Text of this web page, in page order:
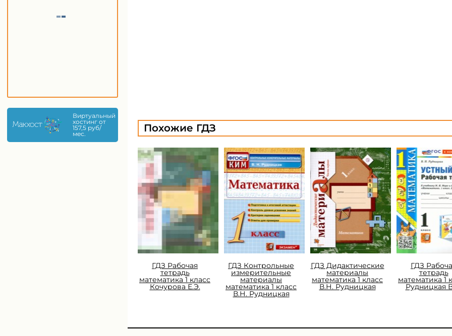
Виртуальный
хостинг от
157,5 руб/
мес.
Похожие ГДЗ
ГДЗ Рабочая
тетрадь
математика 1 класс
Кочурова Е.Э.
ГДЗ Контрольные
измерительные
материалы
математика 1 класс
В.Н. Рудницкая
ГДЗ Дидактические
материалы
математика 1 класс
В.Н. Рудницкая
ГДЗ
тетрадь
математика 1
Рудницкая